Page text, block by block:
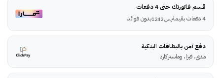
قسم فاتورتك حتى 4 دفعات
4 دفعات بقيمة
ر.س بدون فوائد
دفع آمن بالبطاقات البنكية
مدى، فيزا، وماستركارد